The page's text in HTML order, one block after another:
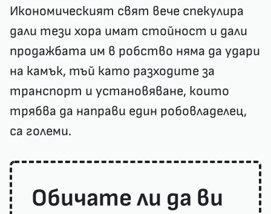
Икономическият свят вече спекулира
дали тези хора имат стойност и дали
продажбата им в робство няма да удари
на камък, тъй като разходите за
транспорт и установяване, които
трябва да направи един робовладелец,
са големи.
Обичате ли да ви